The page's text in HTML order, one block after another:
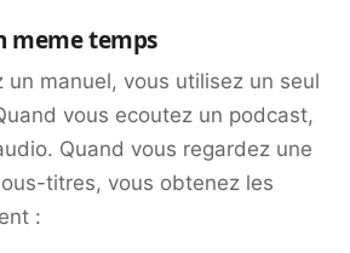
meme temps
un manuel, vous utilisez un seul
vous ecoutez un podcast,
Quand vous regardez une
titres, vous obtenez les
: